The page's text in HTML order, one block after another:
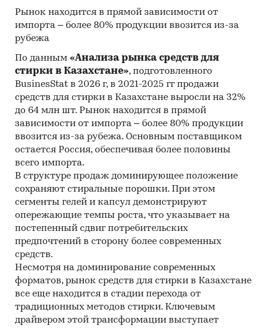
Commodity Trade Statistics
National Agencies and Compendia
Index Mundi
Industrial Commodity Statistics
International Trade Centre
Food and Agriculture Organization of the
United Nations
Organization for Economic Co-operation and
Development
Агентство Республики Казахстан по
Международный валютный фонд
ЕЭК – Статистика взаимной торговли между
государствами – членами Таможенного
союза
Информация BusinesStat
Аудит розничной торговли алкогольными
Рынок находится в прямой зависимости от
импорта – более 80% продукции ввозится из-за
рубежа
По данным «Анализа рынка средств для
стирки в Казахстане», подготовленного
BusinesStat в 2026 г, в 2021-2025 гг продажи
средств для стирки в Казахстане выросли на 32%
до 64 млн шт. Рынок находится в прямой
зависимости от импорта – более 80% продукции
ввозится из-за рубежа. Основным поставщиком
остается Россия, обеспечивая более половины
всего импорта.
В структуре продаж доминирующее положение
сохраняют стиральные порошки. При этом
сегменты гелей и капсул демонстрируют
опережающие темпы роста, что указывает на
постепенный сдвиг потребительских
предпочтений в сторону более современных
средств.
Несмотря на доминирование современных
форматов, рынок средств для стирки в Казахстане
все еще находится в стадии перехода от
традиционных методов стирки. Ключевым
драйвером этой трансформации выступает